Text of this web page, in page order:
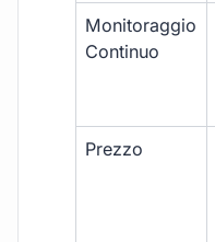
Monitoraggio
Continuo
Prezzo